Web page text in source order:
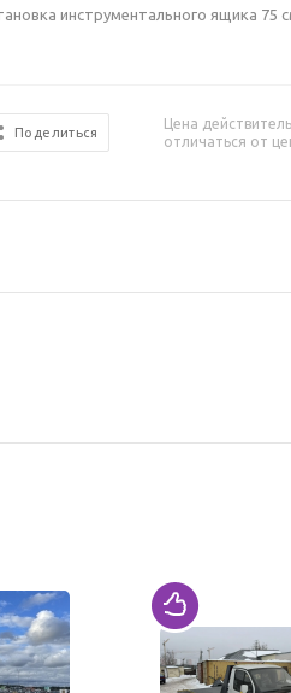
инструментального ящика 75
Поделиться
Цена
отличаться от